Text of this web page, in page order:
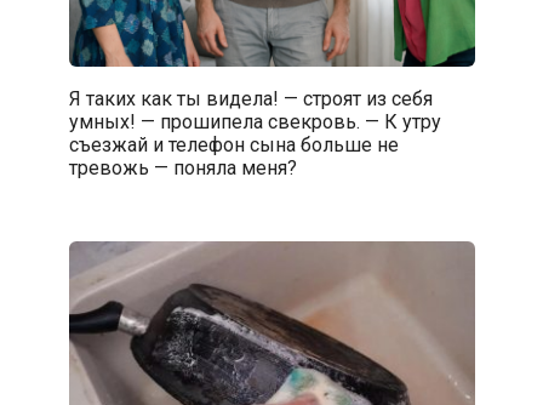
Я таких как ты видела! — строят из себя
умных! — прошипела свекровь. — К утру
съезжай и телефон сына больше не
тревожь — поняла меня?